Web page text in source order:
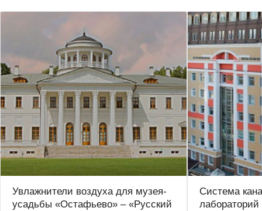
Увлажнители воздуха для музея-
усадьбы «Остафьево» – «Русский
Система